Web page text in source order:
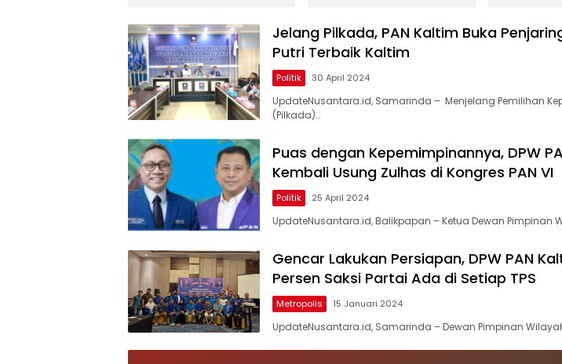
Jelang Pilkada, PAN Kaltim Buka
Putri Terbaik Kaltim
Politik 30 April 2024
UpdateNusantara.id, Samarinda – Menjelang Pemilihan
(Pilkada)…
Puas dengan Kepemimpinannya, DPW
Kembali Usung Zulhas di Kongres PAN VI
Politik 25 April 2024
UpdateNusantara.id, Balikpapan – Ketua Dewan Pimpinan
Gencar Lakukan Persiapan, DPW PAN
Persen Saksi Partai Ada di Setiap TPS
Metropolis 15 Januari 2024
UpdateNusantara.id, Samarinda – Dewan Pimpinan